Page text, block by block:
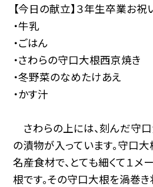
【今日の献立】３年生卒業お祝い
・牛乳
・ごはん
・さわらの守口大根西京焼き
・冬野菜のなめたけあえ
・かす汁
さわらの上には、刻んだ守
の漬物が入っています。守口
名産食材で、とても細くて１メ
根です。その守口大根を渦巻